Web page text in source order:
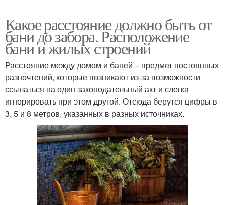
Какое расстояние должно быть от
бани до забора. Расположение
бани и жилых строений
Расстояние между домом и баней – предмет постоянных
разночтений, которые возникают из-за возможности
ссылаться на один законодательный акт и слегка
игнорировать при этом другой. Отсюда берутся цифры в
3, 5 и 8 метров, указанных в разных источниках.